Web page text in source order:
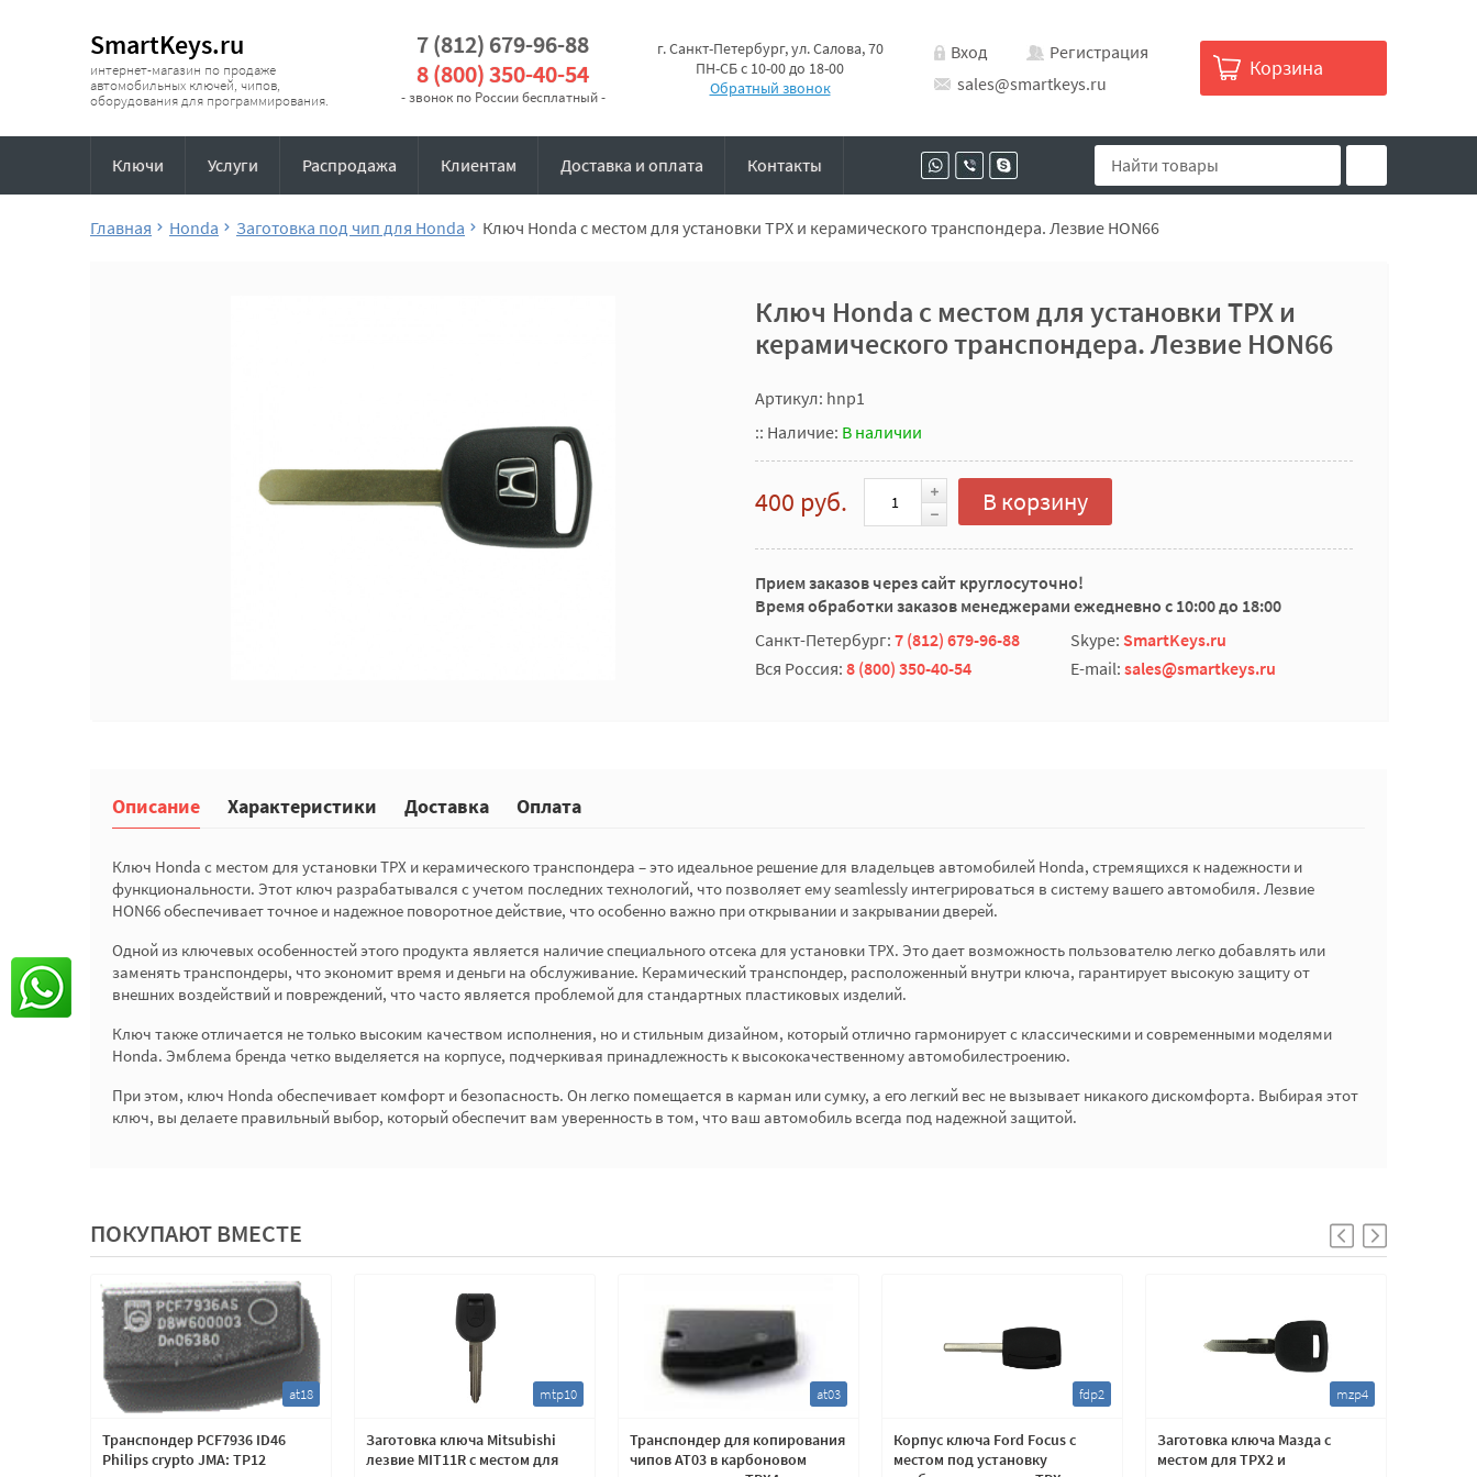
SmartKeys.ru
интернет-магазин по продаже
автомобильных ключей, чипов,
оборудования для программирования.
7 (812) 679-96-88
8 (800) 350-40-54
- звонок по России бесплатный -
г. Санкт-Петербург, ул. Салова, 70
ПН-СБ с 10-00 до 18-00
Обратный звонок
Вход
Регистрация
sales@smartkeys.ru
Корзина
Ключи Услуги Распродажа Клиентам Доставка и оплата Контакты
Главная Honda Заготовка под чип для Honda Ключ Honda с местом для установки TPX и керамического транспондера. Лезвие HON66
Ключ Honda с местом для установки TPX и
керамического транспондера. Лезвие HON66
Артикул: hnp1
:: Наличие: В наличии
400 руб. В корзину
Прием заказов через сайт круглосуточно!
Время обработки заказов менеджерами ежедневно с 10:00 до 18:00
Санкт-Петербург: 7 (812) 679-96-88 Skype: SmartKeys.ru
Вся Россия: 8 (800) 350-40-54 E-mail: sales@smartkeys.ru
Описание Характеристики Доставка Оплата
Ключ Honda с местом для установки TPX и керамического транспондера – это идеальное решение для владельцев автомобилей Honda, стремящихся к надежности и
функциональности. Этот ключ разрабатывался с учетом последних технологий, что позволяет ему seamlessly интегрироваться в систему вашего автомобиля. Лезвие
HON66 обеспечивает точное и надежное поворотное действие, что особенно важно при открывании и закрывании дверей.
Одной из ключевых особенностей этого продукта является наличие специального отсека для установки TPX. Это дает возможность пользователю легко добавлять или
заменять транспондеры, что экономит время и деньги на обслуживание. Керамический транспондер, расположенный внутри ключа, гарантирует высокую защиту от
внешних воздействий и повреждений, что часто является проблемой для стандартных пластиковых изделий.
Ключ также отличается не только высоким качеством исполнения, но и стильным дизайном, который отлично гармонирует с классическими и современными моделями
Honda. Эмблема бренда четко выделяется на корпусе, подчеркивая принадлежность к высококачественному автомобилестроению.
При этом, ключ Honda обеспечивает комфорт и безопасность. Он легко помещается в карман или сумку, а его легкий вес не вызывает никакого дискомфорта. Выбирая этот
ключ, вы делаете правильный выбор, который обеспечит вам уверенность в том, что ваш автомобиль всегда под надежной защитой.
ПОКУПАЮТ ВМЕСТЕ
at18
Транспондер PCF7936 ID46
Philips crypto JMA: TP12
mtp10
Заготовка ключа Mitsubishi
лезвие MIT11R с местом для
at03
Транспондер для копирования
чипов AT03 в карбоновом
fdp2
Корпус ключа Ford Focus с
местом под установку
mzp4
Заготовка ключа Мазда с
местом для TPX2 и